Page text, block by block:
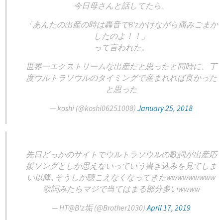
今日母さんと話してたら、
「あんたの出産の時は轟音でB'zかけながら痛みごまか
したのよ！！」
って言われた。
世界一エクストリームな出産だと思ったと同時に、丁
度ウルトラソウルのタイミングで産まれれば良かった
と思った
— koshi (@koshi06251008) January 25, 2018
先日どっかのサイトでウルトラソウルの歌詞が出産応
援ソングとしか思えないっていう書き込みを見てしま
い以降､そうしか聴こえなくなってきたwwwwwwwww
歌詞みたらマジで当てはまる部分多いwwww
— HT@B'z垢 (@Brother1030)April 17, 2019